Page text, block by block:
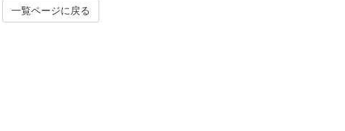
一覧ページに戻る